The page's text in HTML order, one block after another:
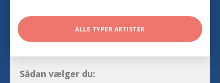
ALLE TYPER ARTISTER
Sådan vælger du: